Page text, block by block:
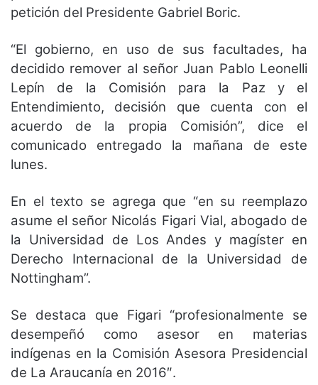
petición del Presidente Gabriel Boric.
“El gobierno, en uso de sus facultades, ha
decidido remover al señor Juan Pablo Leonelli
Lepín de la Comisión para la Paz y el
Entendimiento, decisión que cuenta con el
acuerdo de la propia Comisión”, dice el
comunicado entregado la mañana de este
lunes.
En el texto se agrega que “en su reemplazo
asume el señor Nicolás Figari Vial, abogado de
la Universidad de Los Andes y magíster en
Derecho Internacional de la Universidad de
Nottingham”.
Se destaca que Figari “profesionalmente se
desempeñó como asesor en materias
indígenas en la Comisión Asesora Presidencial
de La Araucanía en 2016″.